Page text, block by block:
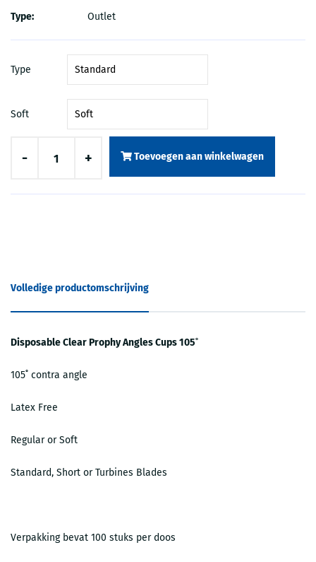
Type: Outlet
Type
Soft
- + Toevoegen aan winkelwagen
Volledige productomschrijving
Disposable Clear Prophy Angles Cups 105˚
105˚ contra angle
Latex Free
Regular or Soft
Standard, Short or Turbines Blades
Verpakking bevat 100 stuks per doos